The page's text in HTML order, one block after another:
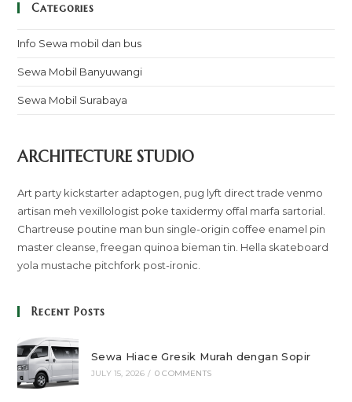
Categories
Info Sewa mobil dan bus
Sewa Mobil Banyuwangi
Sewa Mobil Surabaya
ARCHITECTURE STUDIO
Art party kickstarter adaptogen, pug lyft direct trade venmo
artisan meh vexillologist poke taxidermy offal marfa sartorial.
Chartreuse poutine man bun single-origin coffee enamel pin
master cleanse, freegan quinoa bieman tin. Hella skateboard
yola mustache pitchfork post-ironic.
Recent Posts
Sewa Hiace Gresik Murah dengan Sopir
JULY 15, 2026 / 0 COMMENTS